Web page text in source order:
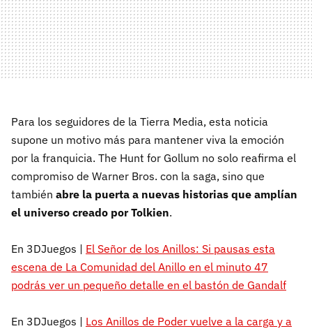
Para los seguidores de la Tierra Media, esta noticia
supone un motivo más para mantener viva la emoción
por la franquicia. The Hunt for Gollum no solo reafirma el
compromiso de Warner Bros. con la saga, sino que
también abre la puerta a nuevas historias que amplían
el universo creado por Tolkien.
En 3DJuegos | El Señor de los Anillos: Si pausas esta
escena de La Comunidad del Anillo en el minuto 47
podrás ver un pequeño detalle en el bastón de Gandalf
En 3DJuegos | Los Anillos de Poder vuelve a la carga y a